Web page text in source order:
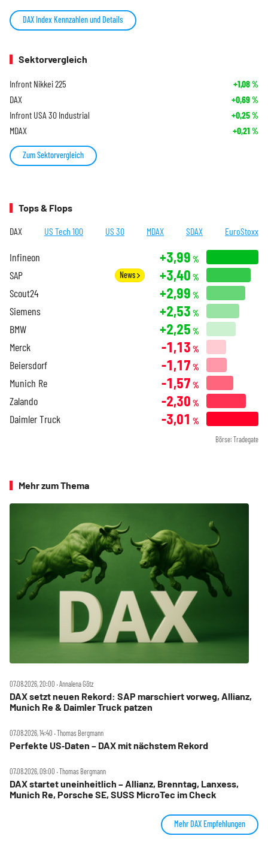
DAX Index Kennzahlen und Details
Sektorvergleich
Infront Nikkei 225 +1,08%
DAX +0,69%
Infront USA 30 Industrial +0,25%
MDAX +0,21 %
Zum Sektorvergleich
Tops & Flops
DAX US Tech 100 US 30 MDAX SDAX EuroStoxx
Infineon +3,99 %
SAP News +3,40 %
Scout24 +2,99 %
Siemens +2,53 %
BMW +2,25 %
Merck -1,13 %
Beiersdorf -1,17 %
Munich Re -1,57 %
Zalando -2,30 %
Daimler Truck -3,01 %
Börse: Tradegate
Mehr zum Thema
07.08.2026, 20:00 ‧ Annalena Götz
DAX setzt neuen Rekord: SAP marschiert vorweg, Allianz,
Munich Re & Daimler Truck patzen
07.08.2026, 14:40 ‧ Thomas Bergmann
Perfekte US‑Daten – DAX mit nächstem Rekord
07.08.2026, 09:00 ‧ Thomas Bergmann
DAX startet uneinheitlich – Allianz, Brenntag, Lanxess,
Munich Re, Porsche SE, SUSS MicroTec im Check
Mehr DAX Empfehlungen